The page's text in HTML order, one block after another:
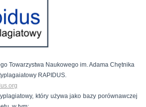
Towarzystwa Naukowego im. Adama Chętnika
RAPIDUS.
który używa jako bazy porównawczej